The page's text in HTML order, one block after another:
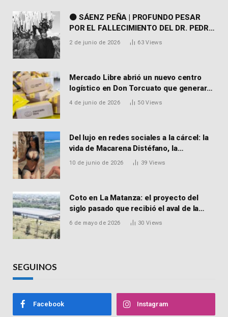
⚫ SÁENZ PEÑA | PROFUNDO PESAR
POR EL FALLECIMIENTO DEL DR. PEDRO
MARTORELL
2 de junio de 2026 63Views
Mercado Libre abrió un nuevo centro
logístico en Don Torcuato que generará
900 empleos: cómo enviar el CV
4 de junio de 2026 50Views
Del lujo en redes sociales a la cárcel: la
vida de Macarena Distéfano, la
influencer de San Martín acusada de
10 de junio de 2026 39 Views
Coto en La Matanza: el proyecto del
siglo pasado que recibió el aval de la
Justicia para reactivar una obra frenada
6 de mayo de 2026 30 Views
SEGUINOS
Facebook Instagram